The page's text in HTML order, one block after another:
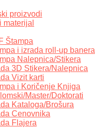
proizvodi
materijal
Štampa
i izrada roll-up banera
Nalepnica/Stikera
3D Stikera/Nalepnica
Vizit karti
i Koričenje Knjiga
Master/Doktorati
Kataloga/Brošura
Cenovnika
Flajera